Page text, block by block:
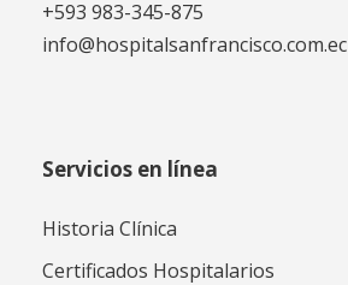
+593 983-345-875
info@hospitalsanfrancisco.com.ec
Servicios en línea
Historia Clínica
Certificados Hospitalarios